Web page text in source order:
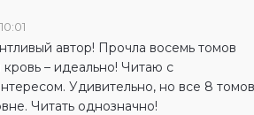
автор! Прочла восемь томов
– идеально! Читаю с
Удивительно, но все 8 томов
Читать однозначно!